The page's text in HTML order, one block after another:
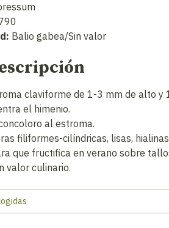
Balio gabea/Sin valor
claviforme de 1-3 mm de alto y
el himenio.
al estroma.
filiformes-cilíndricas, lisas,
que fructifica en verano sobre
valor culinario.